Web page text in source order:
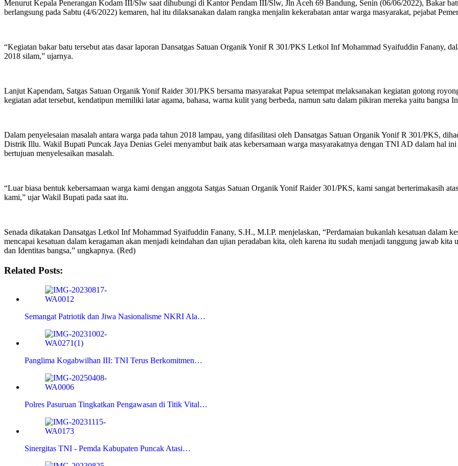
Menurut Kepala Penerangan Kodam III/Slw saat dihubungi di Kantor Pendam III/Slw, Jln Aceh 69 Bandung, Senin (06/06/2022), Bakar
berlangsung pada Sabtu (4/6/2022) kemaren, hal itu dilaksanakan dalam rangka menjalin kekerabatan antar warga masyarakat, pejabat
“Kegiatan bakar batu tersebut atas dasar laporan Dansatgas Satuan Organik Yonif R 301/PKS Letkol Inf Mohammad Syaifuddin Fanany,
2018 silam,” ujarnya.
Lanjut Kapendam, Satgas Satuan Organik Yonif Raider 301/PKS bersama masyarakat Papua setempat melaksanakan kegiatan gotong
kegiatan adat tersebut, kendatipun memiliki latar agama, bahasa, warna kulit yang berbeda, namun satu dalam pikiran mereka yaitu bangsa
Dalam penyelesaian masalah antara warga pada tahun 2018 lampau, yang difasilitasi oleh Dansatgas Satuan Organik Yonif R 301/PKS,
Distrik Illu. Wakil Bupati Puncak Jaya Denias Gelei menyambut baik atas kebersamaan warga masyarakatnya dengan TNI AD dalam hal
bertujuan menyelesaikan masalah.
“Luar biasa bentuk kebersamaan warga kami dengan anggota Satgas Satuan Organik Yonif Raider 301/PKS, kami sangat berterimakasih
kami,” ujar Wakil Bupati pada saat itu.
Senada dikatakan Dansatgas Letkol Inf Mohammad Syaifuddin Fanany, S.H., M.I.P. menjelaskan, “Perdamaian bukanlah kesatuan dalam
mencapai kesatuan dalam keragaman akan menjadi keindahan dan ujian peradaban kita, oleh karena itu sudah menjadi tanggung jawab kita
dan Identitas bangsa,” ungkapnya. (Red)
Related Posts:
Semangat Patriotik dan Jiwa Nasionalisme NKRI Ala…
Panglima Kogabwilhan III: TNI Terus Berkomitmen…
Polres Pasuruan Tingkatkan Pengawasan di Titik Vital…
Sinergitas TNI - Pemda Kabupaten Puncak Atasi…